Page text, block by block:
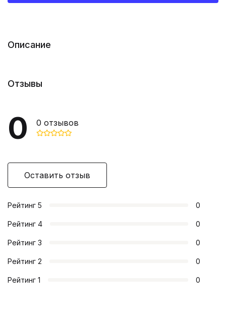
Описание
Отзывы
0 0 отзывов
Оставить отзыв
Рейтинг 5 0
Рейтинг 4 0
Рейтинг 3 0
Рейтинг 2 0
Рейтинг 1 0